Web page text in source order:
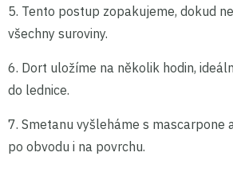
5. Tento postup zopakujeme, dokud
všechny suroviny.
6. Dort uložíme na několik hodin,
do lednice.
7. Smetanu vyšleháme s mascarpone
po obvodu i na povrchu.